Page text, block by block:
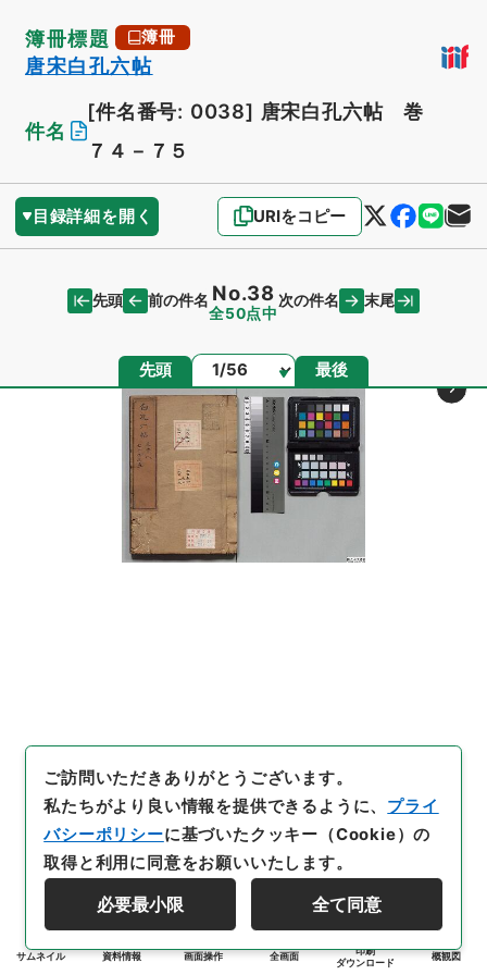
簿冊標題 簿冊
唐宋白孔六帖
件名
[件名番号: 0038] 唐宋白孔六帖 巻
７４－７５
目録詳細を開く URIをコピー
先頭 前の件名 No.38
全50点中
次の件名 末尾
先頭 ページ 最後
サムネイル 資料情報 画面操作 全画面
印刷
ダウンロード
概観図
ご訪問いただきありがとうございます。
私たちがより良い情報を提供できるように、 プライ
バシーポリシーに基づいたクッキー（Cookie）の
取得と利用に同意をお願いいたします。
必要最小限 全て同意